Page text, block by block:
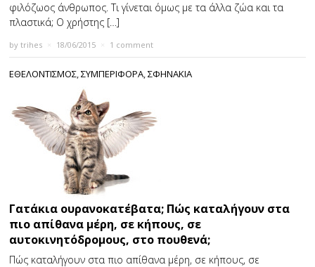
φιλόζωος άνθρωπος. Τι γίνεται όμως με τα άλλα ζώα και τα
πλαστικά; Ο χρήστης […]
bytrihes 18/06/2015 1 comment
ΕΘΕΛΟΝΤΙΣΜΟΣ,ΣΥΜΠΕΡΙΦΟΡΑ,ΣΦΗΝΑΚΙΑ
Γατάκια ουρανοκατέβατα; Πώς καταλήγουν στα
πιο απίθανα μέρη, σε κήπους, σε
αυτοκινητόδρομους, στο πουθενά;
Πώς καταλήγουν στα πιο απίθανα μέρη, σε κήπους, σε